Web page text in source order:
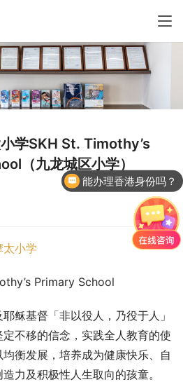
学SKH St. Timothy’s
（九龙城区小学）
太小学
Primary School
稣基督「非以役人，乃役于人」
不移的信念，实践全人教育的使
衡发展，培养成为健康快乐、自
力及积极性人生取向的孩童。
能办理香港身份吗？
香港国际学校申请